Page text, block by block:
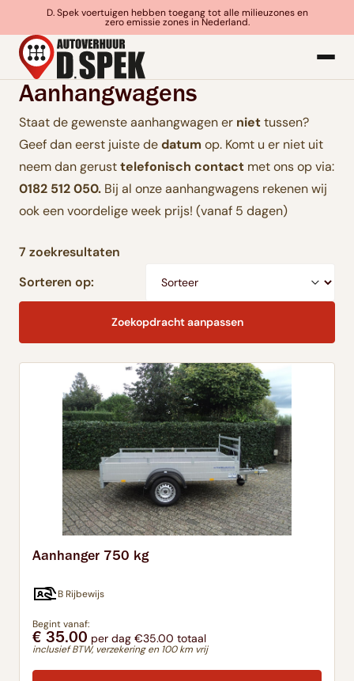
D. Spek voertuigen hebben toegang tot alle milieuzones en
zero emissie zones in Nederland.
Aanhangwagens
Staat de gewenste aanhangwagen er niettussen?
Geef dan eerst juiste dedatum op. Komt u er niet uit
neem dan gerusttelefonisch contact met ons op via:
0182 512 050. Bij al onze aanhangwagens rekenen wij
ook een voordelige week prijs! (vanaf 5 dagen)
7 zoekresultaten
Sorteren op:
Zoekopdracht aanpassen
Aanhanger 750 kg
B Rijbewijs
Begint vanaf:
€ 35.00 per dag €35.00 totaal
inclusief BTW, verzekering en 100 km vrij